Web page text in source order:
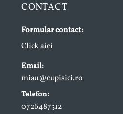
CONTACT
Formular contact:
Click aici
Email:
miau@cupisici.ro
Telefon:
0726487312